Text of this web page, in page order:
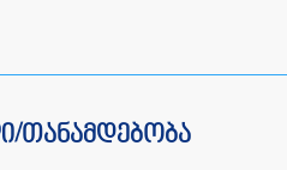
თანამდებობა